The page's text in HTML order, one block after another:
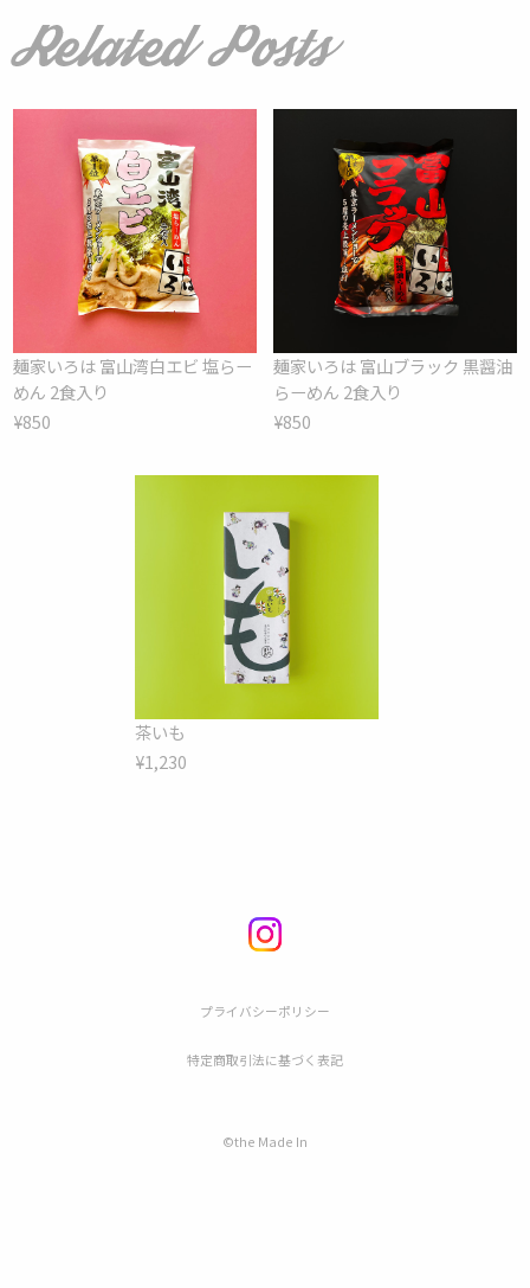
麺家いろは 富山湾白エビ 塩らー
めん 2食入り
¥850
麺家いろは 富山ブラック 黒醤油
らーめん 2食入り
¥850
茶いも
¥1,230
プライバシーポリシー
特定商取引法に基づく表記
©︎the Made In